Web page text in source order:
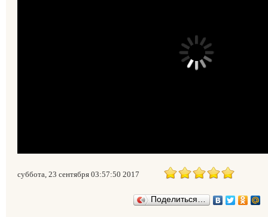
суббота, 23 сентября 03:57:50 2017
Поделиться…